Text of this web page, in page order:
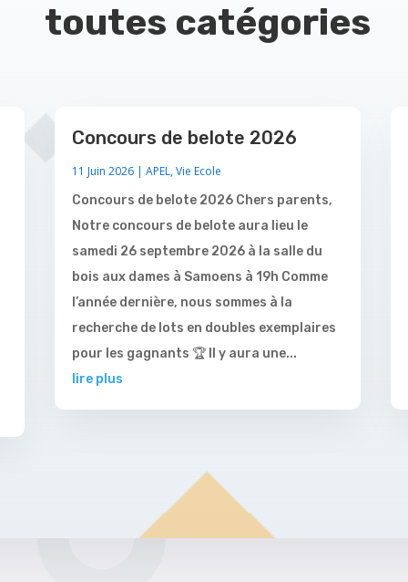
toutes catégories
Concours de belote 2026
11 Juin 2026| APEL,Vie Ecole
Concours de belote 2026 Chers parents,
Notre concours de belote aura lieu le
samedi 26 septembre 2026 à la salle du
bois aux dames à Samoens à 19h Comme
l’année dernière, nous sommes à la
recherche de lots en doubles exemplaires
pour les gagnants 🏆 Il y aura une...
lire plus